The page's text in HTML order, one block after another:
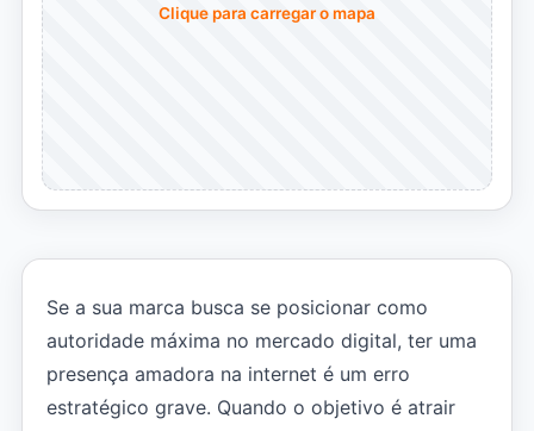
Clique para carregar o mapa
Se a sua marca busca se posicionar como
autoridade máxima no mercado digital, ter uma
presença amadora na internet é um erro
estratégico grave. Quando o objetivo é atrair